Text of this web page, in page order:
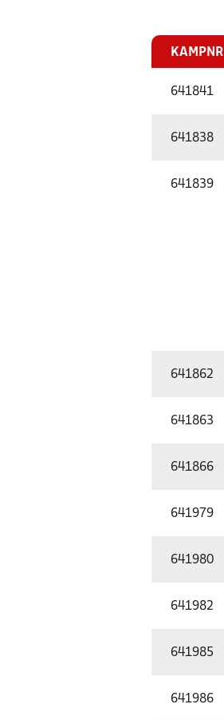
KAMPNR
641841
641838
641839
641862
641863
641866
641979
641980
641982
641985
641986